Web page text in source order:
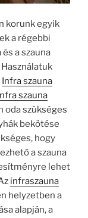
korunk egyik
a régebbi
a szauna
Infra szauna
szauna
oda szükséges
bekötése
hogy
a szauna
lehet
infraszauna
helyzetben a
alapján, a